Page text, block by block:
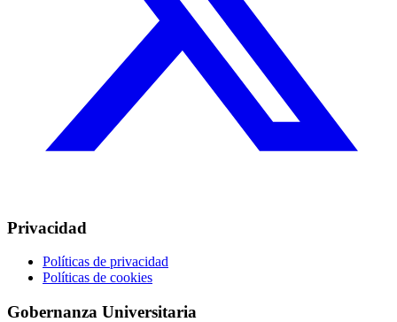
Privacidad
Políticas de privacidad
Políticas de cookies
Gobernanza Universitaria